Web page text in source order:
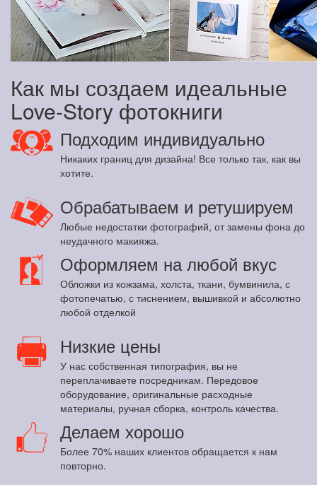
Как мы создаем идеальные
Love-Story фотокниги
Подходим индивидуально
Никаких границ для дизайна! Все только так, как вы
хотите.
Обрабатываем и ретушируем
Любые недостатки фотографий, от замены фона до
неудачного макияжа.
Оформляем на любой вкус
Обложки из кожзама, холста, ткани, бумвинила, с
фотопечатью, с тиснением, вышивкой и абсолютно
любой отделкой
Низкие цены
У нас собственная типография, вы не
переплачиваете посредникам. Передовое
оборудование, оригинальные расходные
материалы, ручная сборка, контроль качества.
Делаем хорошо
Более 70% наших клиентов обращается к нам
повторно.